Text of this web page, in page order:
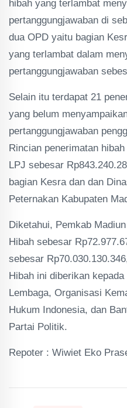
hibah yang terlambat
pertanggungjawaban di
dua OPD yaitu bagian
yang terlambat dalam
pertanggungjawaban
Selain itu terdapat 21
yang belum
pertanggungjawaban
Rincian penerimatan
LPJ sebesar
bagian Kesra dan dan
Peternakan Kabupaten
Diketahui, Pemkab
Hibah sebesar
sebesar
Hibah ini diberikan
Lembaga, Organisasi
Hukum Indonesia, dan
Partai Politik.
Repoter : Wiwiet Eko